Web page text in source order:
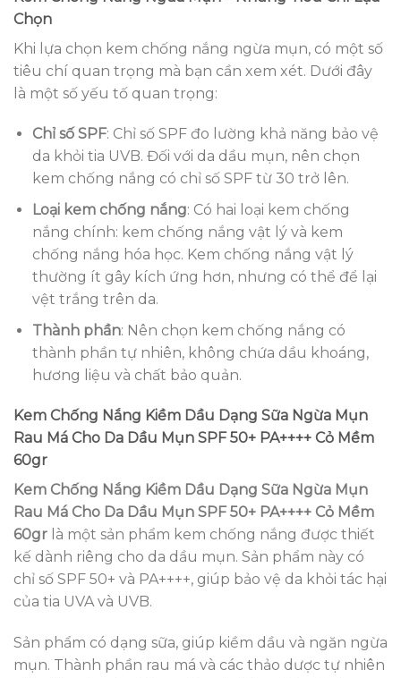
Chọn
Khi lựa chọn kem chống nắng ngừa mụn, có một số
tiêu chí quan trọng mà bạn cần xem xét. Dưới đây
là một số yếu tố quan trọng:
Chỉ số SPF: Chỉ số SPF đo lường khả năng bảo vệ
da khỏi tia UVB. Đối với da dầu mụn, nên chọn
kem chống nắng có chỉ số SPF từ 30 trở lên.
Loại kem chống nắng: Có hai loại kem chống
nắng chính: kem chống nắng vật lý và kem
chống nắng hóa học. Kem chống nắng vật lý
thường ít gây kích ứng hơn, nhưng có thể để lại
vệt trắng trên da.
Thành phần: Nên chọn kem chống nắng có
thành phần tự nhiên, không chứa dầu khoáng,
hương liệu và chất bảo quản.
Kem Chống Nắng Kiềm Dầu Dạng Sữa Ngừa Mụn
Rau Má Cho Da Dầu Mụn SPF 50+ PA++++ Cỏ Mềm
60gr
Kem Chống Nắng Kiềm Dầu Dạng Sữa Ngừa Mụn
Rau Má Cho Da Dầu Mụn SPF 50+ PA++++ Cỏ Mềm
60gr là một sản phẩm kem chống nắng được thiết
kế dành riêng cho da dầu mụn. Sản phẩm này có
chỉ số SPF 50+ và PA++++, giúp bảo vệ da khỏi tác hại
của tia UVA và UVB.
Sản phẩm có dạng sữa, giúp kiềm dầu và ngăn ngừa
mụn. Thành phần rau má và các thảo dược tự nhiên